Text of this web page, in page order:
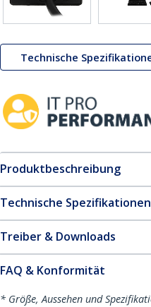
Technische
Produktbeschreibung
Technische Spezifikationen
Treiber & Downloads
FAQ & Konformität
* Größe, Aussehen und